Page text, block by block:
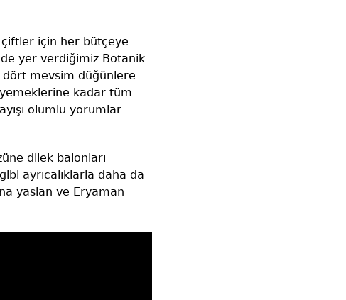
çiftler için her bütçeye
de yer verdiğimiz Botanik
dört mevsim düğünlere
kadar tüm
olumlu yorumlar
dilek balonları
ayrıcalıklarla daha da
yaslan ve Eryaman